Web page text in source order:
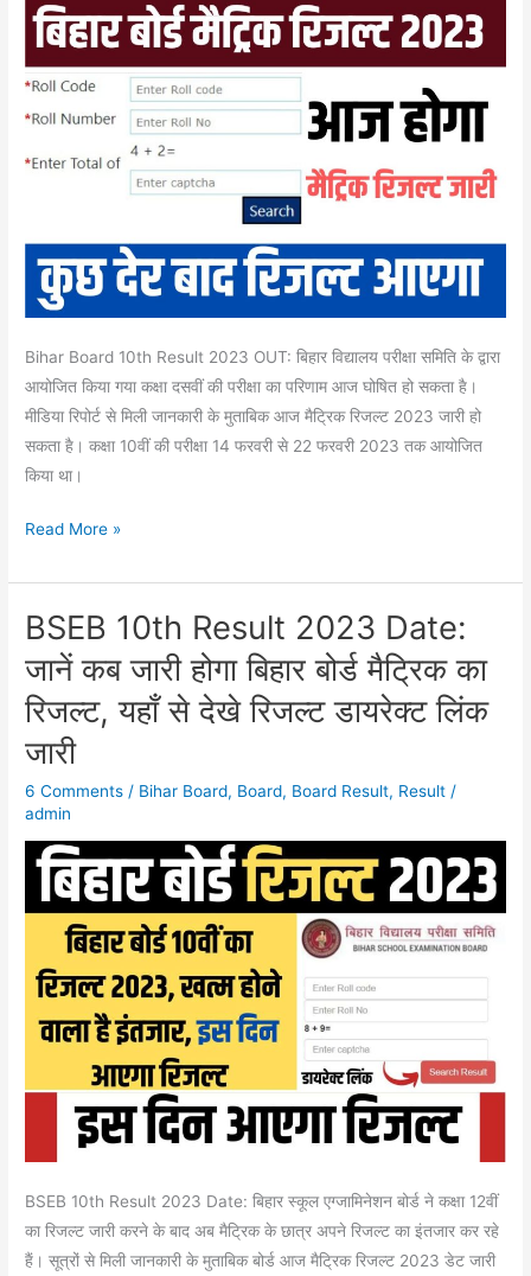
Bihar Board 10th Result 2023 OUT: बिहार विद्यालय परीक्षा समिति के द्वारा
आयोजित किया गया कक्षा दसवीं की परीक्षा का परिणाम आज घोषित हो सकता है।
मीडिया रिपोर्ट से मिली जानकारी के मुताबिक आज मैट्रिक रिजल्ट 2023 जारी हो
सकता है। कक्षा 10वीं की परीक्षा 14 फरवरी से 22 फरवरी 2023 तक आयोजित
किया था।
मैट्रिक का
रिजल्ट,
31
होगा
जाने
लेटेस्ट
अपडेट
Read More »
BSEB 10th Result 2023 Date:
जानें कब जारी होगा बिहार बोर्ड मैट्रिक का
रिजल्ट, यहाँ से देखे रिजल्ट डायरेक्ट लिंक
जारी
6 Comments / Bihar Board, Board, Board Result, Result /
admin
BSEB 10th Result 2023 Date: बिहार स्कूल एग्जामिनेशन बोर्ड ने कक्षा 12वीं
का रिजल्ट जारी करने के बाद अब मैट्रिक के छात्र अपने रिजल्ट का इंतजार कर रहे
हैं। सूत्रों से मिली जानकारी के मुताबिक बोर्ड आज मैट्रिक रिजल्ट 2023 डेट जारी
BSEB
Result
2023
Date:
जानें
कब
होगा
बिहार
बोर्ड
का
यहाँ
देखे
जारी